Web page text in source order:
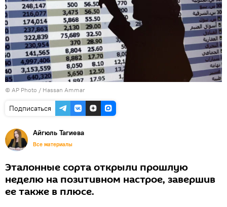
© AP Photo / Hassan Ammar
Подписаться
Айгюль Тагиева
Все материалы
Эталонные сорта открыли прошлую
неделю на позитивном настрое, завершив
ее также в плюсе.